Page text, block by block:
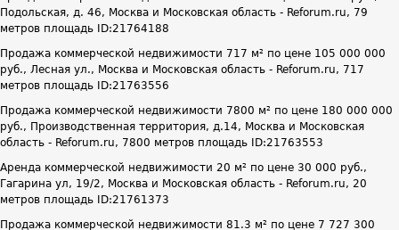
Подольская, д. 46, Москва и Московская область - Reforum.ru, 79
метров площадь ID:21764188
Продажа коммерческой недвижимости 717 м² по цене 105 000 000
руб., Лесная ул., Москва и Московская область - Reforum.ru, 717
метров площадь ID:21763556
Продажа коммерческой недвижимости 7800 м² по цене 180 000 000
руб., Производственная территория, д.14, Москва и Московская
область - Reforum.ru, 7800 метров площадь ID:21763553
Аренда коммерческой недвижимости 20 м² по цене 30 000 руб.,
Гагарина ул, 19/2, Москва и Московская область - Reforum.ru, 20
метров площадь ID:21761373
Продажа коммерческой недвижимости 81.3 м² по цене 7 727 300